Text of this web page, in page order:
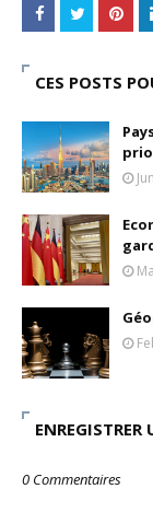
CES POSTS
0 Commentaires